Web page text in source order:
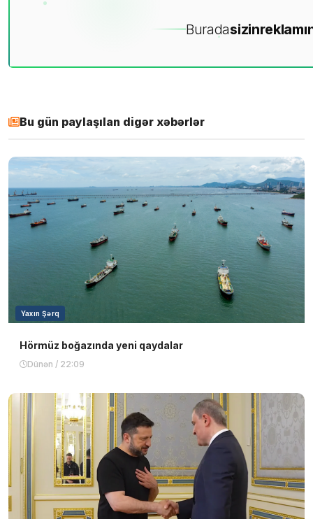
Buradasizin
Bu gün paylaşılan digər xəbərlər
Yaxın Şərq
Hörmüz boğazında yeni qaydalar
Dünən / 22:09